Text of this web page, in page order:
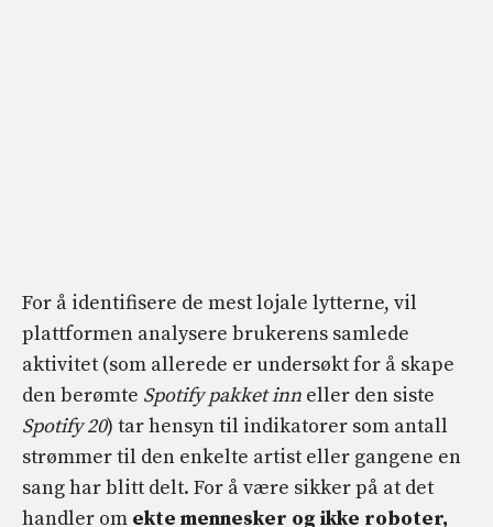
For å identifisere de mest lojale lytterne, vil
plattformen analysere brukerens samlede
aktivitet (som allerede er undersøkt for å skape
den berømte Spotify pakket inn eller den siste
Spotify 20) tar hensyn til indikatorer som antall
strømmer til den enkelte artist eller gangene en
sang har blitt delt. For å være sikker på at det
handler om ekte mennesker og ikke roboter,